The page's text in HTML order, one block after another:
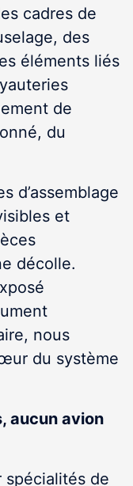
cadres de
des
éléments liés
de
du
d’assemblage
et
décolle.
nous
du système
aucun avion
spécialités de